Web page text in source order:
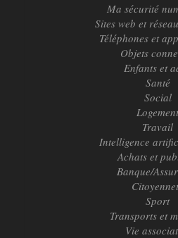
Ma sécurité
Sites web et
Téléphones et
Objets
Enfants et
Santé
Social
Logement
Travail
Intelligence
Achats et
Banque/
Sport
Transports et
Vie